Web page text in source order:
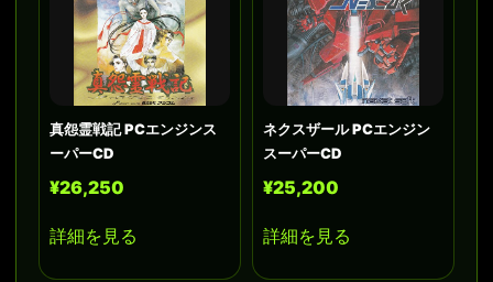
真怨霊戦記 PCエンジンス
ーパーCD
¥26,250
詳細を見る
ネクスザール PCエンジン
スーパーCD
¥25,200
詳細を見る